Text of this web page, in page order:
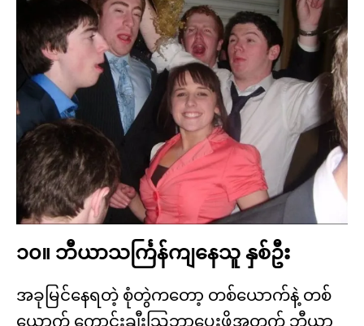
၁၀။ ဘီယာသင်္ကြန်ကျနေသူ နှစ်ဦး
အခုမြင်နေရတဲ့ စုံတွဲကတော့ တစ်ယောက်နဲ့ တစ်
ယောက် ကောင်းချီးသြဘာပေးဖို့အတွက် ဘီယာ